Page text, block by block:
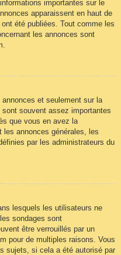
importantes sur le
apparaissent en haut de
été publiées. Tout comme les
les annonces sont
et seulement sur la
souvent assez importantes
que vous en avez la
annonces générales, les
par les administrateurs du
lesquels les utilisateurs ne
sondages sont
être verrouillés par un
pour de multiples raisons. Vous
sujets, si cela a été autorisé par